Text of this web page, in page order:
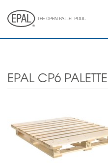
main
EPAL CP6 PALETTE